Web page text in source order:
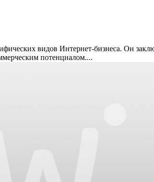
видов Интернет-бизнеса. Он
потенциалом....